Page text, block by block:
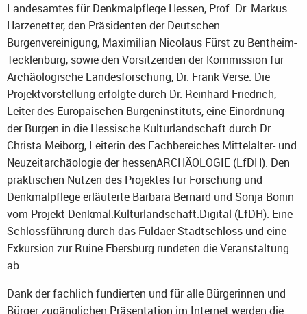
Landesamtes für Denkmalpflege Hessen, Prof. Dr. Markus
Harzenetter, den Präsidenten der Deutschen
Burgenvereinigung, Maximilian Nicolaus Fürst zu Bentheim-
Tecklenburg, sowie den Vorsitzenden der Kommission für
Archäologische Landesforschung, Dr. Frank Verse. Die
Projektvorstellung erfolgte durch Dr. Reinhard Friedrich,
Leiter des Europäischen Burgeninstituts, eine Einordnung
der Burgen in die Hessische Kulturlandschaft durch Dr.
Christa Meiborg, Leiterin des Fachbereiches Mittelalter- und
Neuzeitarchäologie der hessenARCHÄOLOGIE (LfDH). Den
praktischen Nutzen des Projektes für Forschung und
Denkmalpflege erläuterte Barbara Bernard und Sonja Bonin
vom Projekt Denkmal.Kulturlandschaft.Digital (LfDH). Eine
Schlossführung durch das Fuldaer Stadtschloss und eine
Exkursion zur Ruine Ebersburg rundeten die Veranstaltung
ab.
Dank der fachlich fundierten und für alle Bürgerinnen und
Bürger zugänglichen Präsentation im Internet werden die